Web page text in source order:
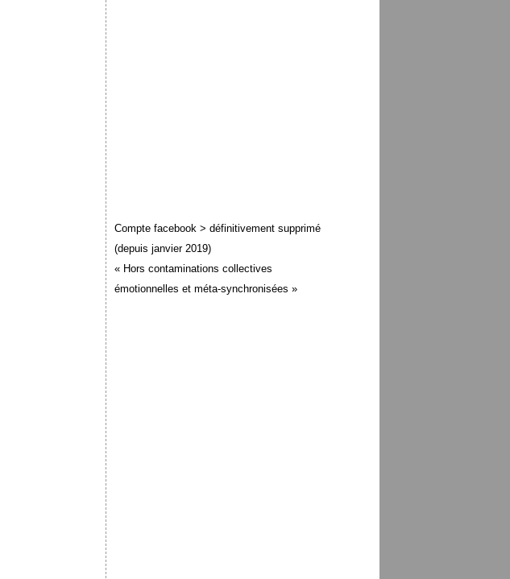
Compte facebook > définitivement supprimé
(depuis janvier 2019)
« Hors contaminations collectives
émotionnelles et méta-synchronisées »